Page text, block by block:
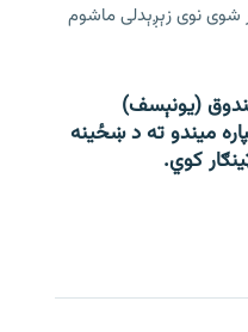
شوی نوی زېږېدلی ماشوم
(یونېسف)
میندو ته د ښځینه
کوي.